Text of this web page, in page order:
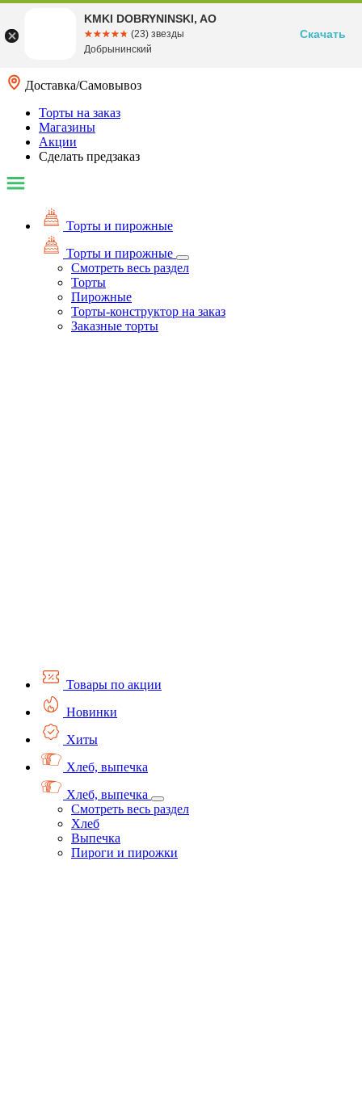
Доставка/Самовывоз
Торты на заказ
Магазины
Акции
Сделать предзаказ
Торты и пирожные
Торты и пирожные
Смотреть весь раздел
Торты
Пирожные
Торты-конструктор на заказ
Заказные торты
Товары по акции
Новинки
Хиты
Хлеб, выпечка
Хлеб, выпечка
Смотреть весь раздел
Хлеб
Выпечка
Пироги и пирожки
KMKI DOBRYNINSKI, AO
☆☆☆☆☆
★★★★★ (23) звезды
Добрынинский
Скачать